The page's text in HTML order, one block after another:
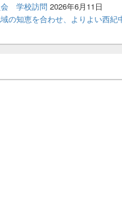
会 学校訪問 2026年6月11日
の知恵を合わせ、よりよい西紀